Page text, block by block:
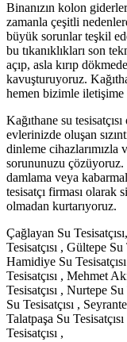
Binanızın kolon
zamanla çeşitli
büyük sorunlar teşkil
bu tıkanıklıkları son
açıp, asla kırıp
kavuşturuyoruz.
hemen bizimle
Kağıthane su
evlerinizde oluşan
dinleme cihazlarımızla
sorununuzu çözüyoruz.
damlama veya
tesisatçı firması olarak
olmadan kurtarıyoruz.
Çağlayan Su
Tesisatçısı , Gültepe Su
Hamidiye Su
Tesisatçısı , Mehmet
Tesisatçısı , Nurtepe
Su Tesisatçısı ,
Talatpaşa Su
Tesisatçısı ,